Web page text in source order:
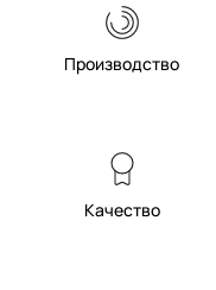
Производство
Качество